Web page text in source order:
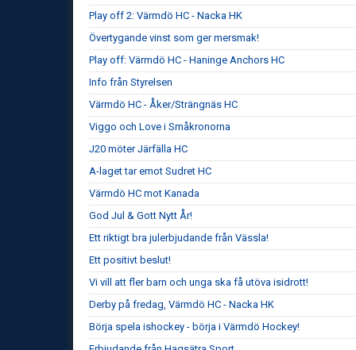
Play off 2: Värmdö HC - Nacka HK
Övertygande vinst som ger mersmak!
Play off: Värmdö HC - Haninge Anchors HC
Info från Styrelsen
Värmdö HC - Åker/Strängnäs HC
Viggo och Love i Småkronorna
J20 möter Järfälla HC
A-laget tar emot Sudret HC
Värmdö HC mot Kanada
God Jul & Gott Nytt År!
Ett riktigt bra julerbjudande från Vässla!
Ett positivt beslut!
Vi vill att fler barn och unga ska få utöva isidrott!
Derby på fredag, Värmdö HC - Nacka HK
Börja spela ishockey - börja i Värmdö Hockey!